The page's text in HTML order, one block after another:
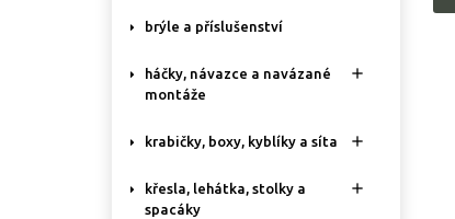
brýle a příslušenství
háčky, návazce a navázané
montáže

krabičky, boxy, kyblíky a síta 
křesla, lehátka, stolky a
spacáky
